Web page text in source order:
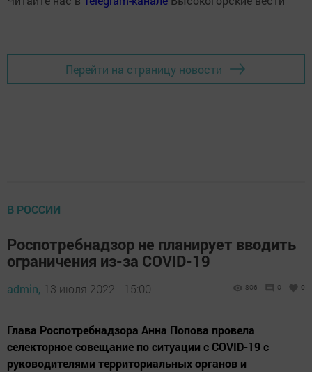
Перейти на страницу новости
В РОССИИ
Роспотребнадзор не планирует вводить
ограничения из-за COVID-19
admin, 13 июля 2022 - 15:00 806 0 0
Глава Роспотребнадзора Анна Попова провела
селекторное совещание по ситуации с COVID-19 с
руководителями территориальных органов и